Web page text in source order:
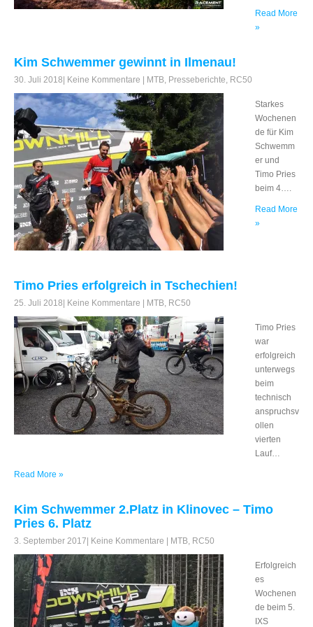
Read More
»
Kim Schwemmer gewinnt in Ilmenau!
30. Juli 2018 Keine Kommentare MTB, Presseberichte, RC50
Starkes
Wochenen
de für Kim
Schwemm
er und
Timo Pries
beim 4….
Read More
»
Timo Pries erfolgreich in Tschechien!
25. Juli 2018 Keine Kommentare MTB, RC50
Timo Pries
war
erfolgreich
unterwegs
beim
technisch
anspruchsv
ollen
vierten
Lauf…
Read More »
Kim Schwemmer 2.Platz in Klinovec – Timo
Pries 6. Platz
3. September 2017 Keine Kommentare MTB, RC50
Erfolgreich
es
Wochenen
de beim 5.
IXS